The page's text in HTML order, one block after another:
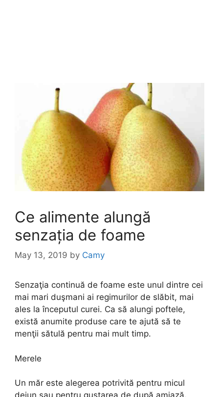
Ce alimente alungă
senzația de foame
May 13, 2019 by Camy
Senzaţia continuă de foame este unul dintre cei
mai mari duşmani ai regimurilor de slăbit, mai
ales la începutul curei. Ca să alungi poftele,
există anumite produse care te ajută să te
menţii sătulă pentru mai mult timp.
Merele
Un măr este alegerea potrivită pentru micul